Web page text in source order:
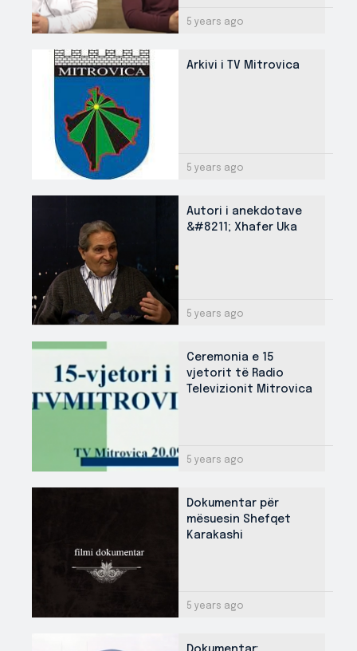
5 years ago
Arkivi i TV Mitrovica
5 years ago
Autori i anekdotave
&#8211; Xhafer Uka
5 years ago
Ceremonia e 15
vjetorit të Radio
Televizionit Mitrovica
5 years ago
Dokumentar për
mësuesin Shefqet
Karakashi
5 years ago